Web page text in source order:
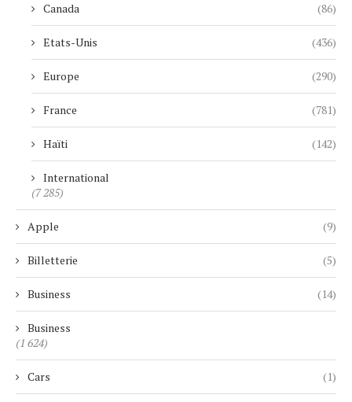
Canada (86)
Etats-Unis (436)
Europe (290)
France (781)
Haïti (142)
International
(7 285)
Apple (9)
Billetterie (5)
Business (14)
Business
(1 624)
Cars (1)